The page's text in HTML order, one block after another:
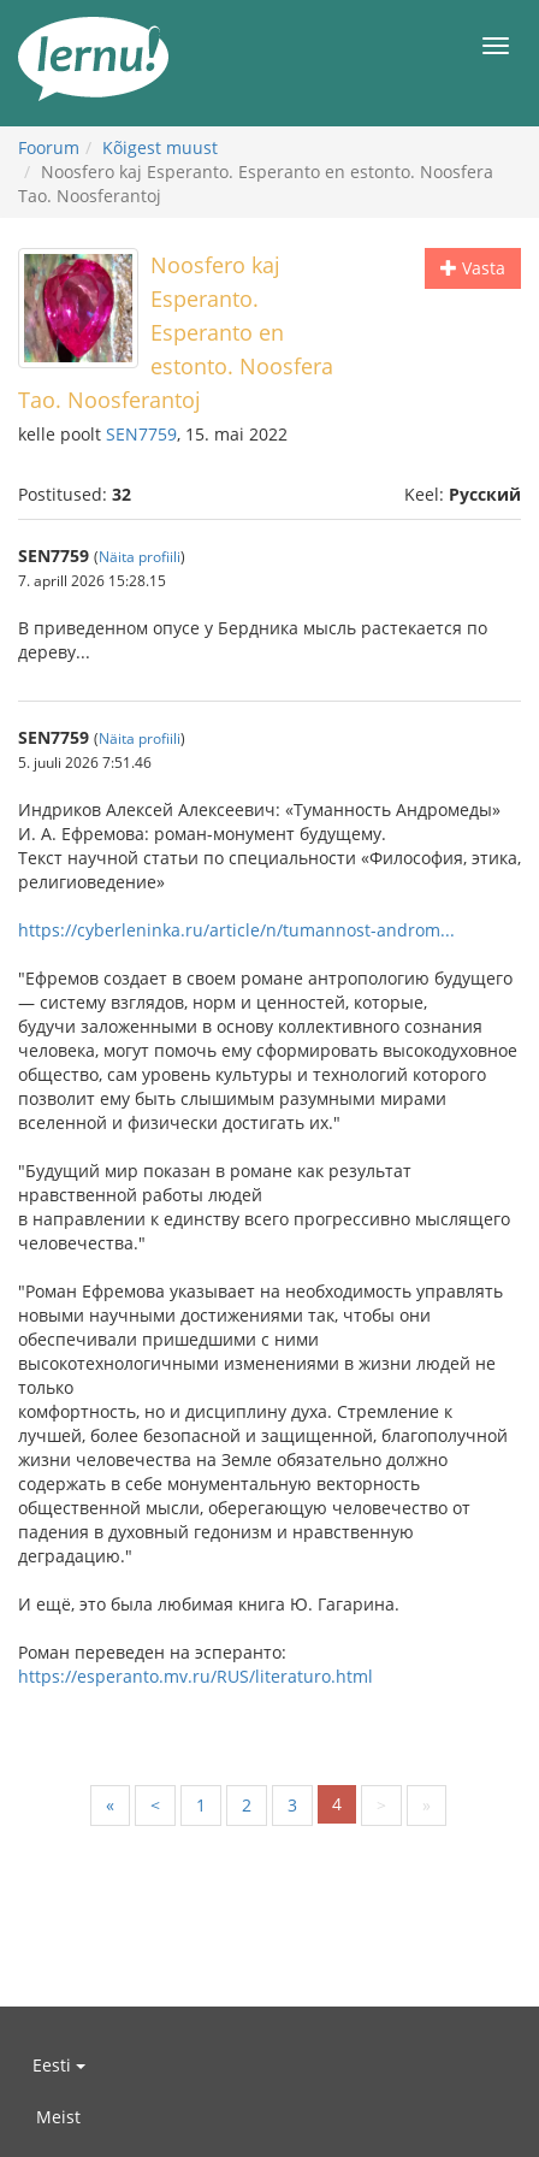
juurde
Foorum
Kõigest muust
Noosfero kaj Esperanto. Esperanto en estonto. Noosfera
Tao. Noosferantoj
Vasta
Noosfero kaj
Esperanto.
Esperanto en
estonto. Noosfera
Tao. Noosferantoj
kelle poolt SEN7759, 15. mai 2022
Postitused: 32 Keel: Русский
SEN7759 (Näita profiili)
7. aprill 2026 15:28.15
В приведенном опусе у Бердника мысль растекается по
дереву...
SEN7759 (Näita profiili)
5. juuli 2026 7:51.46
Индриков Алексей Алексеевич: «Туманность Андромеды»
И. А. Ефремова: роман-монумент будущему.
Текст научной статьи по специальности «Философия, этика,
религиоведение»
https://cyberleninka.ru/article/n/tumannost-androm...
"Ефремов создает в своем романе антропологию будущего
— систему взглядов, норм и ценностей, которые,
будучи заложенными в основу коллективного сознания
человека, могут помочь ему сформировать высокодуховное
общество, сам уровень культуры и технологий которого
позволит ему быть слышимым разумными мирами
вселенной и физически достигать их."
"Будущий мир показан в романе как результат
нравственной работы людей
в направлении к единству всего прогрессивно мыслящего
человечества."
"Роман Ефремова указывает на необходимость управлять
новыми научными достижениями так, чтобы они
обеспечивали пришедшими с ними
высокотехнологичными изменениями в жизни людей не
только
комфортность, но и дисциплину духа. Стремление к
лучшей, более безопасной и защищенной, благополучной
жизни человечества на Земле обязательно должно
содержать в себе монументальную векторность
общественной мысли, оберегающую человечество от
падения в духовный гедонизм и нравственную
деградацию."
И ещё, это была любимая книга Ю. Гагарина.
Роман переведен на эсперанто:
https://esperanto.mv.ru/RUS/literaturo.html
« < 1 2 3 4 > »
Eesti
Meist